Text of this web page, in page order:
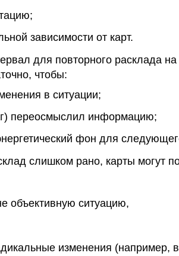
зависимости от карт.
для повторного расклада на
чтобы:
в ситуации;
переосмыслил информацию;
фон для
слишком рано, карты могут
объективную ситуацию,
изменения (например,